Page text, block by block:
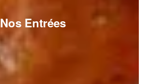
Nos Entrées